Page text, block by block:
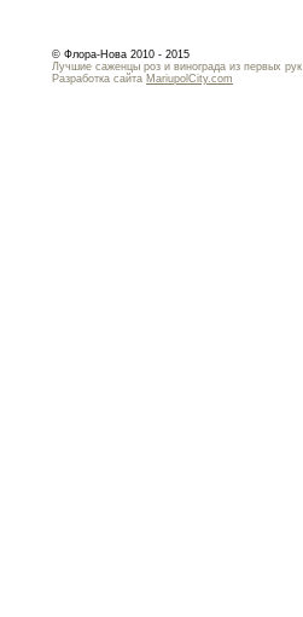
© Флора-Нова 2010 - 2015
Лучшие саженцы роз и винограда из первых рук
Разработка сайта MariupolCity.com